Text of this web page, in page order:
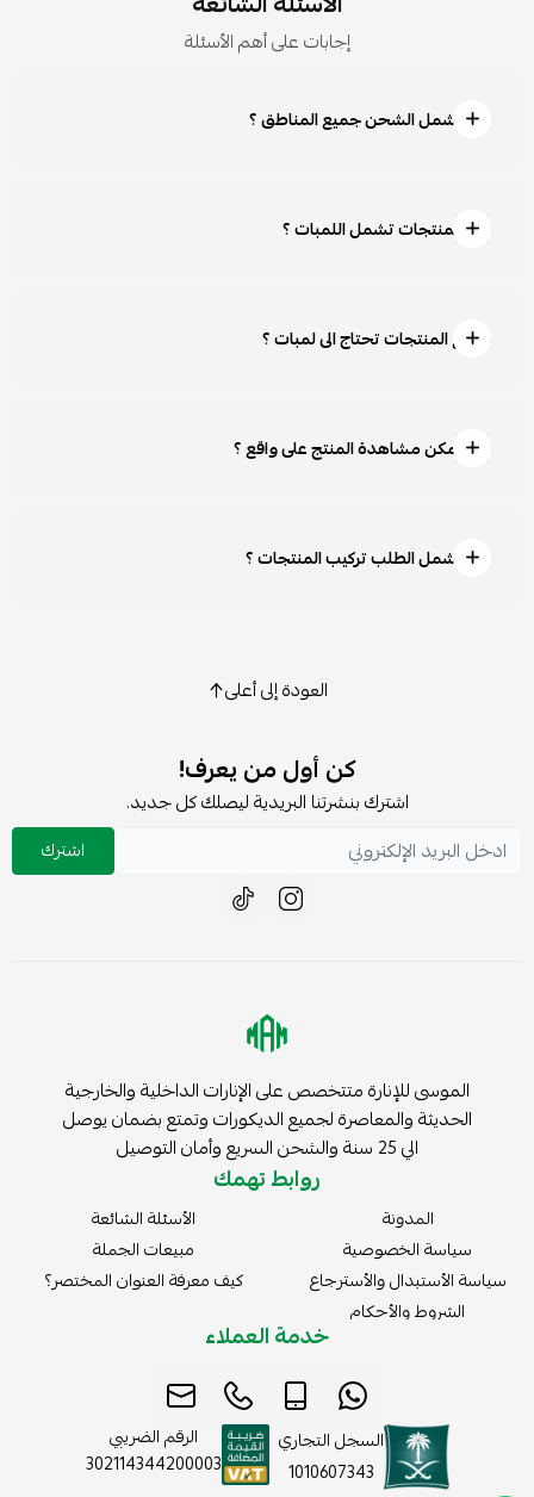
إجابات على أهم الأسئلة
هل يشمل الشحن جميع المناطق ؟
هل المنتجات تشمل اللمبات ؟
جميع المنتجات تحتاج الى لمبات ؟
هل يمكن مشاهدة المنتج على واقع ؟
هل يشمل الطلب تركيب المنتجات ؟
العودة إلى أعلى
كن أول من يعرف!
اشترك بنشرتنا البريدية ليصلك كل جديد.
اشترك
الموسى للإنارة متتخصص على الإنارات الداخلية والخارجية
الحديثة والمعاصرة لجميع الديكورات وتمتع بضمان يوصل
الي 25 سنة والشحن السريع وأمان التوصيل
روابط تهمك
المدونة
سياسة الخصوصية
سياسة الأستبدال والأسترجاع
الشروط والأحكام
الأسئلة الشائعة
مبيعات الجملة
كيف معرفة العنوان المختصر؟
خدمة العملاء
السجل التجاري
1010607343
الرقم الضريبي
302114344200003